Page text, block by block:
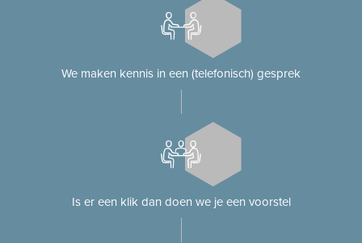
We maken kennis in een (telefonisch) gesprek
Is er een klik dan doen we je een voorstel